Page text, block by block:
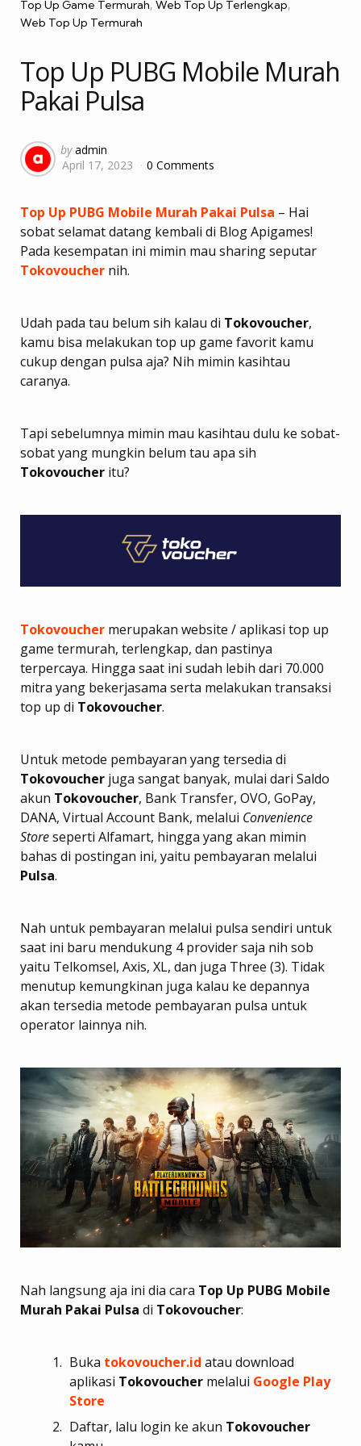
Top Up Game Termurah Web Top Up Terlengkap
Web Top Up Termurah
Top Up PUBG Mobile Murah
Pakai Pulsa
Posted
by
by admin
April 17, 2023
0 Comments
Top Up PUBG Mobile Murah Pakai Pulsa – Hai
sobat selamat datang kembali di Blog Apigames!
Pada kesempatan ini mimin mau sharing seputar
Tokovoucher nih.
Udah pada tau belum sih kalau di Tokovoucher,
kamu bisa melakukan top up game favorit kamu
cukup dengan pulsa aja? Nih mimin kasihtau
caranya.
Tapi sebelumnya mimin mau kasihtau dulu ke sobat-
sobat yang mungkin belum tau apa sih
Tokovoucher itu?
Tokovoucher merupakan website / aplikasi top up
game termurah, terlengkap, dan pastinya
terpercaya. Hingga saat ini sudah lebih dari 70.000
mitra yang bekerjasama serta melakukan transaksi
top up di Tokovoucher.
Untuk metode pembayaran yang tersedia di
Tokovoucher juga sangat banyak, mulai dari Saldo
akun Tokovoucher, Bank Transfer, OVO, GoPay,
DANA, Virtual Account Bank, melalui Convenience
Storeseperti Alfamart, hingga yang akan mimin
bahas di postingan ini, yaitu pembayaran melalui
Pulsa.
Nah untuk pembayaran melalui pulsa sendiri untuk
saat ini baru mendukung 4 provider saja nih sob
yaitu Telkomsel, Axis, XL, dan juga Three (3). Tidak
menutup kemungkinan juga kalau ke depannya
akan tersedia metode pembayaran pulsa untuk
operator lainnya nih.
Nah langsung aja ini dia cara Top Up PUBG Mobile
Murah Pakai Pulsa di Tokovoucher:
Buka tokovoucher.id atau download
aplikasi Tokovoucher melalui Google Play
Store
Daftar, lalu login ke akun Tokovoucher